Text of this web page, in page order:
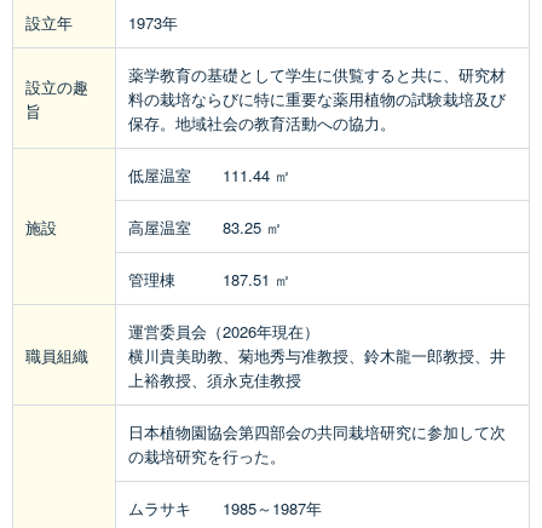
設立年 1973年
設立の趣
旨
薬学教育の基礎として学生に供覧すると共に、研究材
料の栽培ならびに特に重要な薬用植物の試験栽培及び
保存。地域社会の教育活動への協力。
施設
低屋温室 111.44 ㎡
高屋温室 83.25 ㎡
管理棟 187.51 ㎡
職員組織
運営委員会（2026年現在）
横川貴美助教、菊地秀与准教授、鈴木龍一郎教授、井
上裕教授、須永克佳教授
日本植物園協会第四部会の共同栽培研究に参加して次
の栽培研究を行った。
ムラサキ 1985～1987年